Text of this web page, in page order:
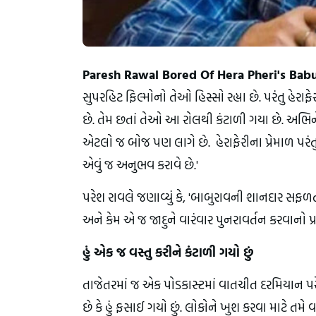
Paresh Rawal Bored Of Hera Pheri's
સુપરહિટ ફિલ્મોનો તેઓ હિસ્સો રહ્યા છે. પરંતુ
છે. તેમ છતાં તેઓ આ રોલથી કંટાળી ગયા છે.
એટલો જ બોજ પણ લાગે છે. હેરાફેરીના પ્રેમાળ
એવું જ અનુભવ કરાવે છે.'
પરેશ રાવલે જણાવ્યું કે, 'બાબુરાવની શાનદાર
અને કેમ એ જ જાદુને વારંવાર પુનરાવર્તન કરવાનો
હું એક જ વસ્તુ કરીને કંટાળી ગયો છું
તાજેતરમાં જ એક પોડકાસ્ટમાં વાતચીત
છે કે હું ફસાઈ ગયો છું. લોકોને ખુશ કરવા માટે તમે